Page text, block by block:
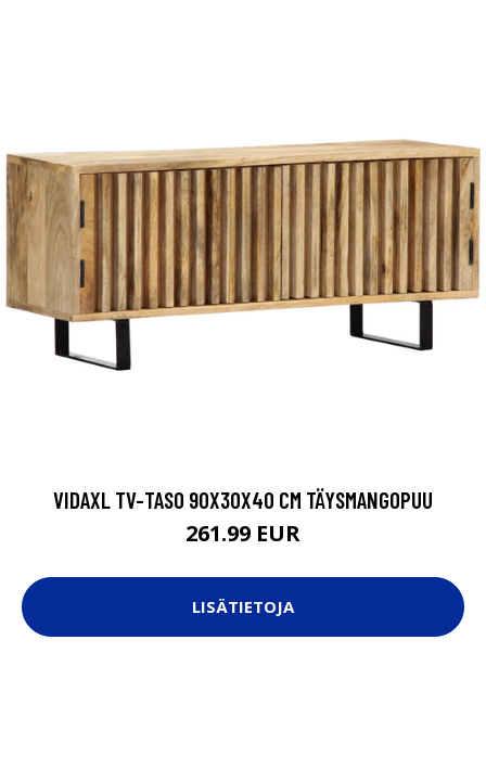
VIDAXL TV-TASO 90X30X40 CM TÄYSMANGOPUU
261.99 EUR
LISÄTIETOJA